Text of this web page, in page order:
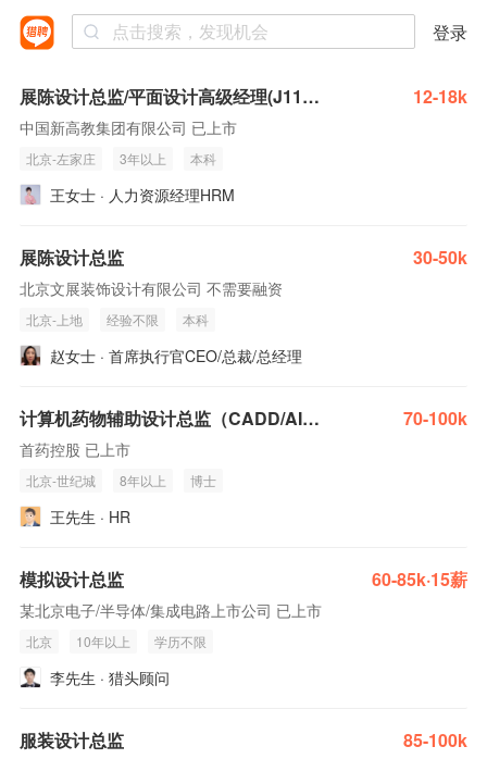
登录
展陈设计总监/平面设计高级经理(J11042) 12-18k
中国新高教集团有限公司 已上市
北京-左家庄 3年以上 本科
王女士 · 人力资源经理HRM
展陈设计总监 30-50k
北京文展装饰设计有限公司 不需要融资
北京-上地 经验不限 本科
赵女士 · 首席执行官CEO/总裁/总经理
计算机药物辅助设计总监（CADD/AIDD方向） 70-100k
首药控股 已上市
北京-世纪城 8年以上 博士
王先生 · HR
模拟设计总监 60-85k·15薪
某北京电子/半导体/集成电路上市公司 已上市
北京 10年以上 学历不限
李先生 · 猎头顾问
服装设计总监 85-100k